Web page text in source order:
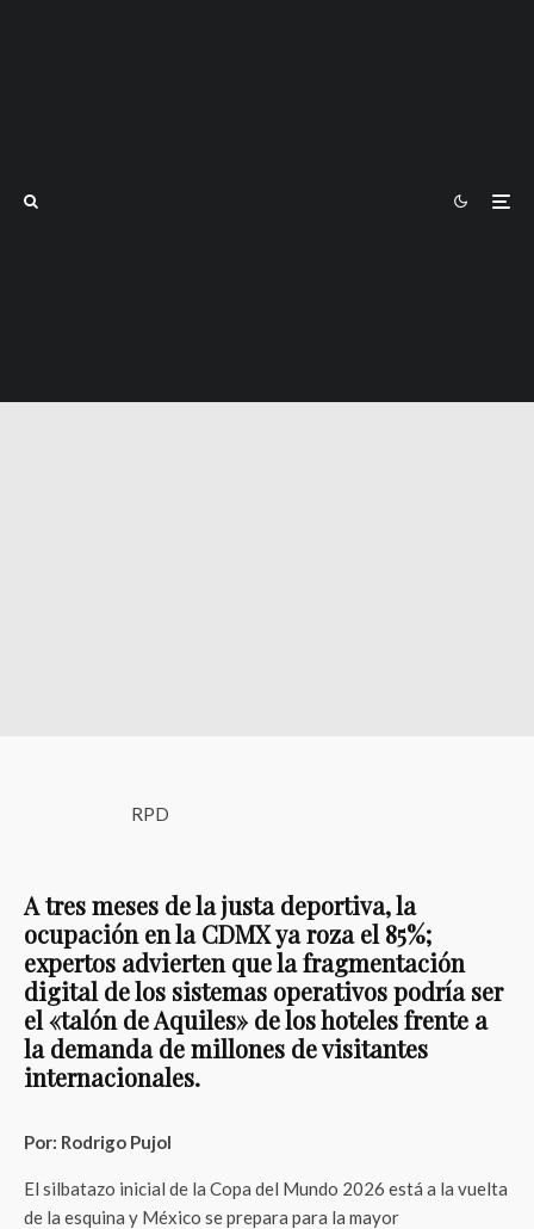
RPD
A tres meses de la justa deportiva, la
ocupación en la CDMX ya roza el 85%;
expertos advierten que la fragmentación
digital de los sistemas operativos podría ser
el «talón de Aquiles» de los hoteles frente a
la demanda de millones de visitantes
internacionales.
Por: Rodrigo Pujol
El silbatazo inicial de la Copa del Mundo 2026 está a la vuelta
de la esquina y México se prepara para la mayor